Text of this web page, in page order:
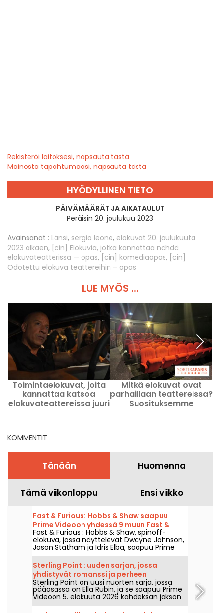
Rekisteröi laitoksesi, napsauta tästä
Mainosta tapahtumaasi, napsauta tästä
HYÖDYLLINEN TIETO
PÄIVÄMÄÄRÄT JA AIKATAULUT
Peräisin 20. joulukuu 2023
Avainsanat : Länsi, sergio leone, elokuvat 20. joulukuuta
2023 alkaen, [cin] Elokuvia, jotka kannattaa nähdä
elokuvateatterissa — opas, [cin] komediaopas, [cin]
Odotettu elokuva teattereihin – opas
LUE MYÖS ...
Toimintaelokuvat, joita
kannattaa katsoa
elokuvateattereissa juuri
Mitkä elokuvat ovat
parhaillaan teattereissa?
Suosituksemme
KOMMENTIT
Tänään Huomenna
Tämä viikonloppu Ensi viikko
Fast & Furious: Hobbs & Shaw saapuu
Prime Videoon yhdessä 9 muun Fast &
Furious -elokuvan kanssa
Fast & Furious : Hobbs & Shaw, spinoff-
elokuva, jossa näyttelevät Dwayne Johnson,
Jason Statham ja Idris Elba, saapuu Prime
Videoon 1. elokuuta 2026.
Sterling Point : uuden sarjan, jossa
yhdistyvät romanssi ja perheen
salaisuudet, saapuu Prime Videoon
Sterling Point on uusi nuorten sarja, jossa
pääosassa on Ella Rubin, ja se saapuu Prime
Videoon 5. elokuuta 2026 kahdeksan jakson
kanssa.